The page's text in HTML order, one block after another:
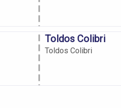
Toldos Colibri
Toldos Colibri